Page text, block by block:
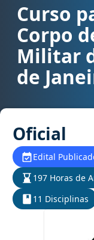
Curso para concurso
Curso
Corpo
Militar
de
Oficial
Edital
197 Horas de
11 Disciplinas